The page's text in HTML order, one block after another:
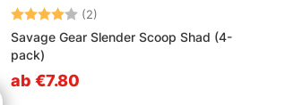
Bewertung: (2)
Savage Gear Slender Scoop Shad (4-
pack)
ab €7.80